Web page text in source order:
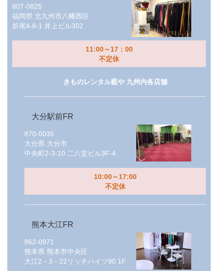
807-0825
福岡県 北九州市八幡西区
折尾4-8-1 井上ビル302
11:00～17：00
不定休
きものレンタル藍や 九州内各店舗
大分駅前FR
870-0035
大分県 大分市
中央町2-3-10 二八堂ビル3F-4
10:00～17:00
不定休
熊本大江FR
862-0971
熊本県 熊本市中央区
大江2－3－22リッチハイツ90 1F